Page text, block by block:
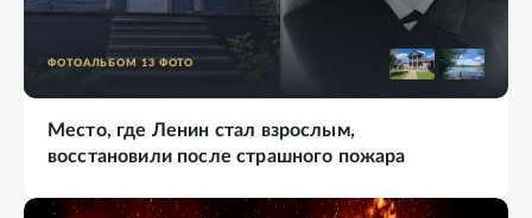
ФОТОАЛЬБОМ 13 ФОТО
Место, где Ленин стал взрослым,
восстановили после страшного пожара